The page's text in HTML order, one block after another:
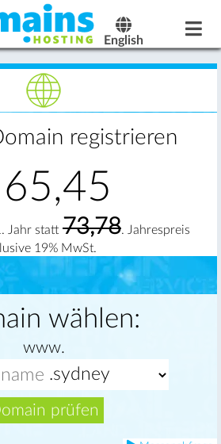
English
registrieren
65,45
Jahr statt 73,78. Jahrespreis
19% MwSt.
wählen:
www.
prüfen